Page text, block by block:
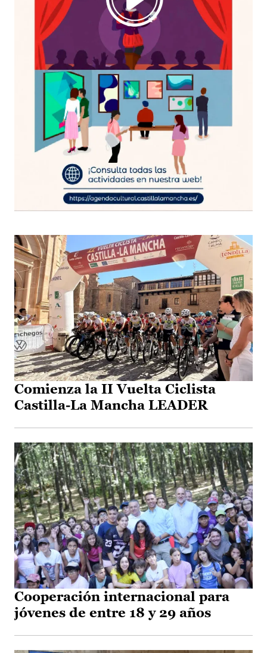
Comienza la II Vuelta Ciclista
Castilla-La Mancha LEADER
Cooperación internacional para
jóvenes de entre 18 y 29 años